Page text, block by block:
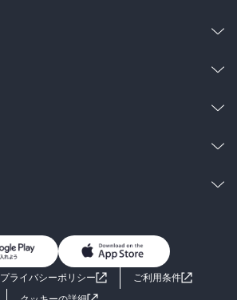
男子向けラノベ
小説
お問い合わせ
プライバシーポリシー
ご利用条件